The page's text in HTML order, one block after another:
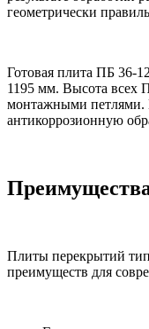
геометрически
Готовая плита ПБ 36-
1195 мм. Высота всех
монтажными петлями.
антикоррозионную
Плиты перекрытий
преимуществ для